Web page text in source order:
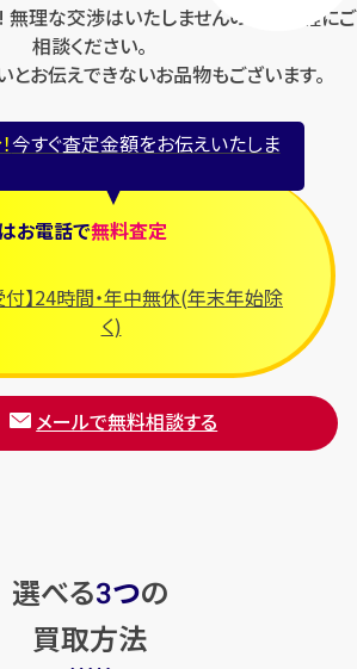
理な交渉はいたしませんのでお気軽にご
相談ください。
お伝えできないお品物もございます。
今すぐ査定金額をお伝えいたしま
お電話で無料査定
付】24時間・年中無休(年末年始除
く)
メールで無料相談する
選べる3つの
買取方法